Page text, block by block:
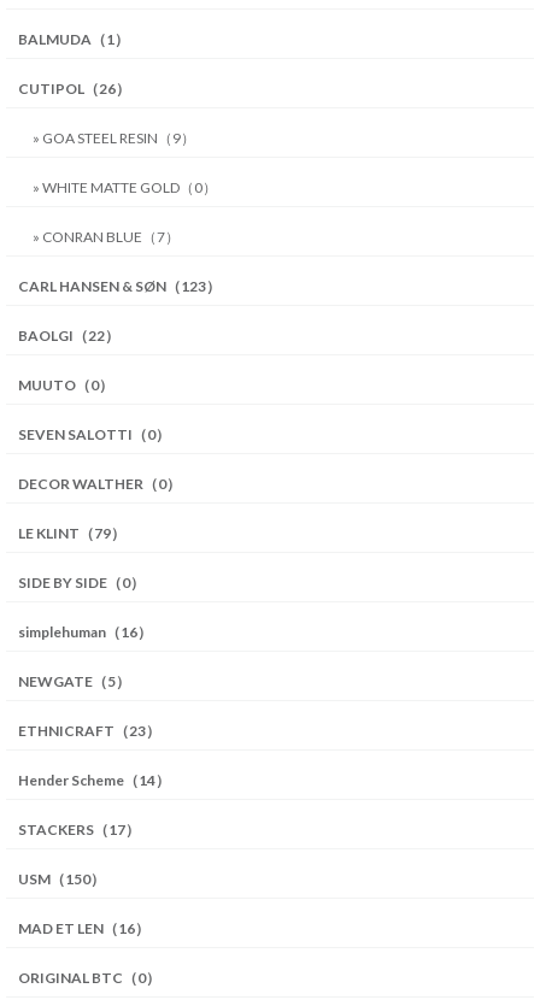
BALMUDA（1）
CUTIPOL（26）
» GOA STEEL RESIN（9）
» WHITE MATTE GOLD（0）
» CONRAN BLUE（7）
CARL HANSEN & SØN（123）
BAOLGI（22）
MUUTO（0）
SEVEN SALOTTI（0）
DECOR WALTHER（0）
LE KLINT（79）
SIDE BY SIDE（0）
simplehuman（16）
NEWGATE（5）
ETHNICRAFT（23）
Hender Scheme（14）
STACKERS（17）
USM（150）
MAD ET LEN（16）
ORIGINAL BTC（0）